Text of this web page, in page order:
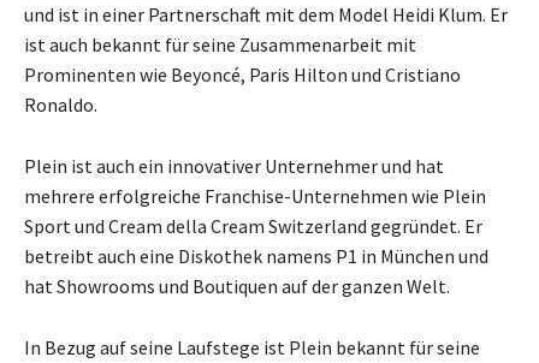
und ist in einer Partnerschaft mit dem Model Heidi Klum. Er
ist auch bekannt für seine Zusammenarbeit mit
Prominenten wie Beyoncé, Paris Hilton und Cristiano
Ronaldo.
Plein ist auch ein innovativer Unternehmer und hat
mehrere erfolgreiche Franchise-Unternehmen wie Plein
Sport und Cream della Cream Switzerland gegründet. Er
betreibt auch eine Diskothek namens P1 in München und
hat Showrooms und Boutiquen auf der ganzen Welt.
In Bezug auf seine Laufstege ist Plein bekannt für seine